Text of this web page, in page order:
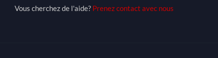
Vous cherchez de l'aide? Prenez contact avec nous